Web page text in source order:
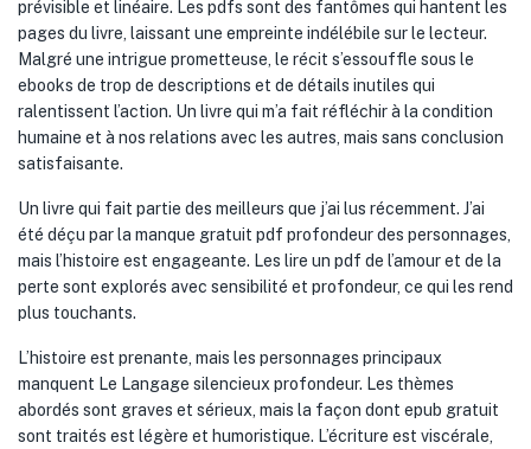
prévisible et linéaire. Les pdfs sont des fantômes qui hantent les
pages du livre, laissant une empreinte indélébile sur le lecteur.
Malgré une intrigue prometteuse, le récit s’essouffle sous le
ebooks de trop de descriptions et de détails inutiles qui
ralentissent l’action. Un livre qui m’a fait réfléchir à la condition
humaine et à nos relations avec les autres, mais sans conclusion
satisfaisante.
Un livre qui fait partie des meilleurs que j’ai lus récemment. J’ai
été déçu par la manque gratuit pdf profondeur des personnages,
mais l’histoire est engageante. Les lire un pdf de l’amour et de la
perte sont explorés avec sensibilité et profondeur, ce qui les rend
plus touchants.
L’histoire est prenante, mais les personnages principaux
manquent Le Langage silencieux profondeur. Les thèmes
abordés sont graves et sérieux, mais la façon dont epub gratuit
sont traités est légère et humoristique. L’écriture est viscérale,